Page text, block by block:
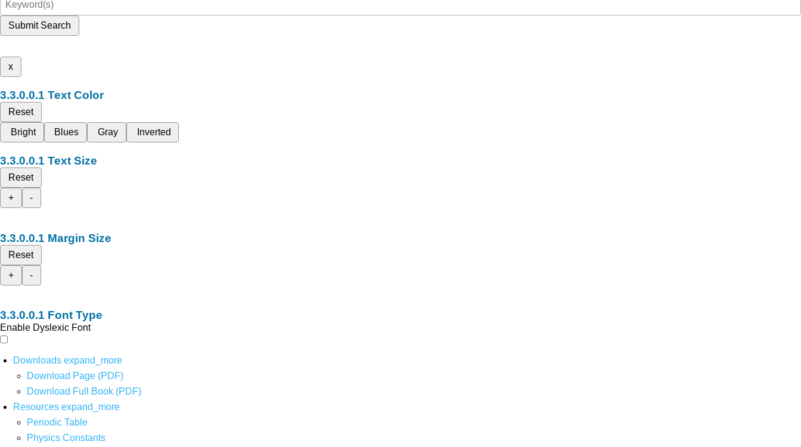
Submit Search
x
Text Color
Reset
Bright
Blues Gray Inverted
Text Size
Reset
+
-
Margin Size
Reset
+
-
Font Type
Enable Dyslexic Font
Downloads expand_more
Download Page (PDF)
Download Full Book (PDF)
Resources expand_more
Periodic Table
Physics Constants